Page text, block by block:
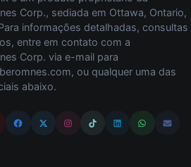
Corp., sediada em Ottawa, Ontario,
informações detalhadas, consultas
entre em contato com a
Corp. via e-mail para
, ou qualquer uma das
abaixo.